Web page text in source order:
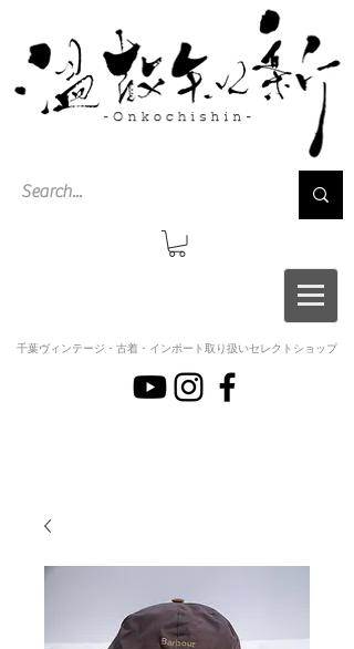
千葉ヴィンテージ・古着・インポート取り扱いセレクトショップ